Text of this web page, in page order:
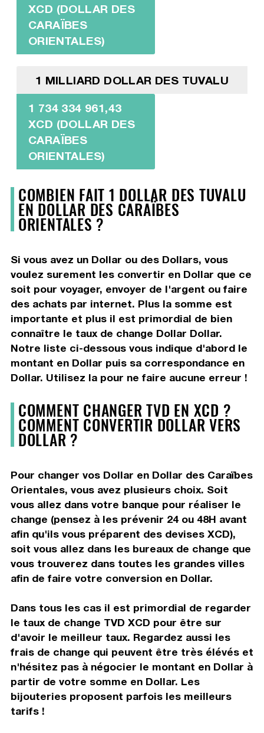
XCD (DOLLAR DES
CARAÏBES
ORIENTALES)
1 MILLIARD DOLLAR DES TUVALU
1 734 334 961,43
XCD (DOLLAR DES
CARAÏBES
ORIENTALES)
COMBIEN FAIT 1 DOLLAR DES TUVALU
EN DOLLAR DES CARAÏBES
ORIENTALES ?
Si vous avez un Dollar ou des Dollars, vous
voulez surement les convertir en Dollar que ce
soit pour voyager, envoyer de l'argent ou faire
des achats par internet. Plus la somme est
importante et plus il est primordial de bien
connaître le taux de change Dollar Dollar.
Notre liste ci-dessous vous indique d'abord le
montant en Dollar puis sa correspondance en
Dollar. Utilisez la pour ne faire aucune erreur !
COMMENT CHANGER TVD EN XCD ?
COMMENT CONVERTIR DOLLAR VERS
DOLLAR ?
Pour changer vos Dollar en Dollar des Caraïbes
Orientales, vous avez plusieurs choix. Soit
vous allez dans votre banque pour réaliser le
change (pensez à les prévenir 24 ou 48H avant
afin qu'ils vous préparent des devises XCD),
soit vous allez dans les bureaux de change que
vous trouverez dans toutes les grandes villes
afin de faire votre conversion en Dollar.
Dans tous les cas il est primordial de regarder
le taux de change TVD XCD pour être sur
d'avoir le meilleur taux. Regardez aussi les
frais de change qui peuvent être très élévés et
n'hésitez pas à négocier le montant en Dollar à
partir de votre somme en Dollar. Les
bijouteries proposent parfois les meilleurs
tarifs !